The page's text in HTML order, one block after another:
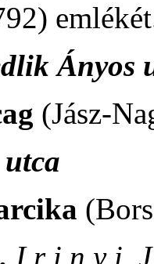
Ányos
(Jász-
I r i n y i